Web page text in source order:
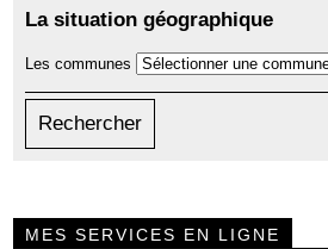
La situation géographique
Les communes
MES SERVICES EN LIGNE